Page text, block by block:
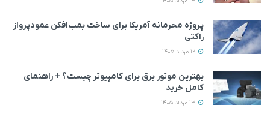
پروژه محرمانه آمریکا برای ساخت بمب‌افکن عمودپرواز
راکتی
بهترین موتور برق برای کامپیوتر چیست؟ + راهنمای
کامل خرید